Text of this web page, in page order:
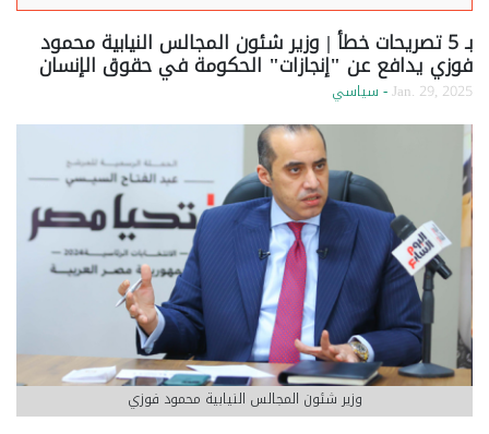
بـ 5 تصريحات خطأ | وزير شئون المجالس النيابية محمود
فوزي يدافع عن "إنجازات" الحكومة في حقوق الإنسان
Jan. 29, 2025- سياسي
وزير شئون المجالس النيابية محمود فوزي